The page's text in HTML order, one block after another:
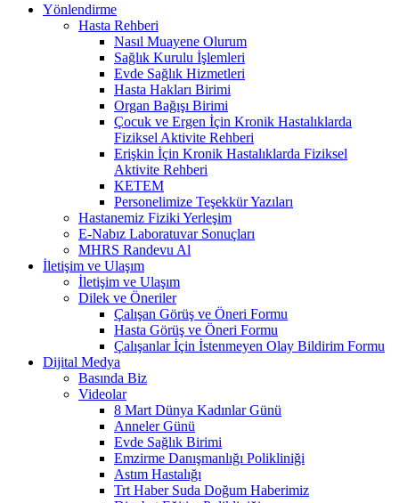
Yönlendirme
Hasta Rehberi
Nasıl Muayene Olurum
Sağlık Kurulu İşlemleri
Evde Sağlık Hizmetleri
Hasta Hakları Birimi
Organ Bağışı Birimi
Çocuk ve Ergen İçin Kronik Hastalıklarda
Fiziksel Aktivite Rehberi
Erişkin İçin Kronik Hastalıklarda Fiziksel
Aktivite Rehberi
KETEM
Personelimize Teşekkür Yazıları
Hastanemiz Fiziki Yerleşim
E-Nabız Laboratuvar Sonuçları
MHRS Randevu Al
İletişim ve Ulaşım
İletişim ve Ulaşım
Dilek ve Öneriler
Çalışan Görüş ve Öneri Formu
Hasta Görüş ve Öneri Formu
Çalışanlar İçin İstenmeyen Olay Bildirim Formu
Dijital Medya
Basında Biz
Videolar
8 Mart Dünya Kadınlar Günü
Anneler Günü
Evde Sağlık Birimi
Emzirme Danışmanlığı Polikliniği
Astım Hastalığı
Trt Haber Suda Doğum Haberimiz